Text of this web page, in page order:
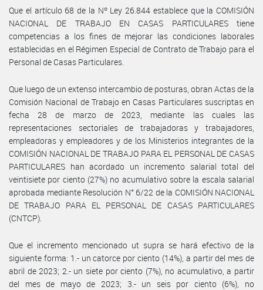
Que el artículo 68 de la Nº Ley 26.844 establece que la COMISIÓN
NACIONAL DE TRABAJO EN CASAS PARTICULARES tiene
competencias a los fines de mejorar las condiciones laborales
establecidas en el Régimen Especial de Contrato de Trabajo para el
Personal de Casas Particulares.
Que luego de un extenso intercambio de posturas, obran Actas de la
Comisión Nacional de Trabajo en Casas Particulares suscriptas en
fecha 28 de marzo de 2023, mediante las cuales las
representaciones sectoriales de trabajadoras y trabajadores,
empleadoras y empleadores y de los Ministerios integrantes de la
COMISIÓN NACIONAL DE TRABAJO PARA EL PERSONAL DE CASAS
PARTICULARES han acordado un incremento salarial total del
veintisiete por ciento (27%) no acumulativo sobre la escala salarial
aprobada mediante Resolución N° 6/22 de la COMISIÓN NACIONAL
DE TRABAJO PARA EL PERSONAL DE CASAS PARTICULARES
(CNTCP).
Que el incremento mencionado ut supra se hará efectivo de la
siguiente forma: 1.- un catorce por ciento (14%), a partir del mes de
abril de 2023; 2.- un siete por ciento (7%), no acumulativo, a partir
del mes de mayo de 2023; 3.- un seis por ciento (6%), no